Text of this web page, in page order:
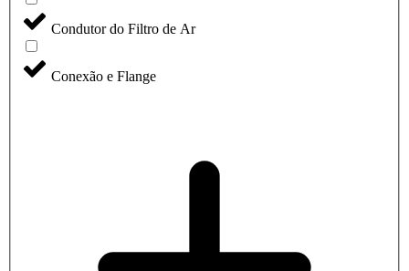
Condutor do Filtro de Ar
Conexão e Flange